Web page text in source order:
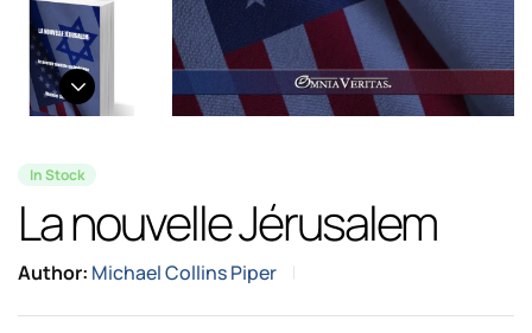
In Stock
La nouvelle Jérusalem
Author: Michael Collins Piper